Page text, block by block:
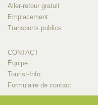
Aller-retour gratuit
Emplacement
Transports publics
CONTACT
Équipe
Tourist-Info
Formulaire de contact